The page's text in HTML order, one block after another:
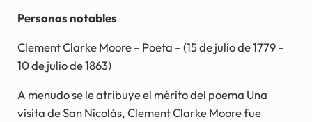
Personas notables
Clement Clarke Moore – Poeta – (15 de julio de 1779 –
10 de julio de 1863)
A menudo se le atribuye el mérito del poema Una
visita de San Nicolás, Clement Clarke Moore fue